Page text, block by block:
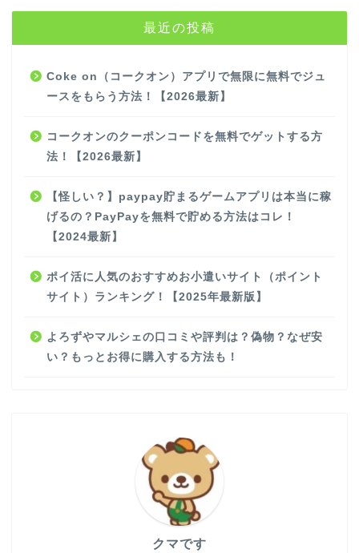
最近の投稿
Coke on（コークオン）アプリで無限に無料でジュ
ースをもらう方法！【2026最新】
コークオンのクーポンコードを無料でゲットする方
法！【2026最新】
【怪しい？】paypay貯まるゲームアプリは本当に稼
げるの？PayPayを無料で貯める方法はコレ！
【2024最新】
ポイ活に人気のおすすめお小遣いサイト（ポイント
サイト）ランキング！【2025年最新版】
よろずやマルシェの口コミや評判は？偽物？なぜ安
い？もっとお得に購入する方法も！
クマです